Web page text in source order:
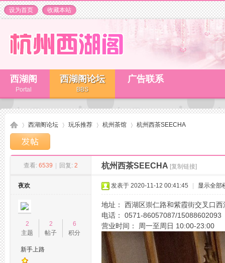
设为首页 收藏本站
西湖阁
Portal
西湖阁论坛
BBS
广告联系
西湖阁论坛
›
玩乐推荐 杭州茶馆
›
杭州西茶SEECHA
查看: 6539 回复: 2 杭州西茶SEECHA [复制链接]
夜欢
2
主题
2
帖子
6
积分
新手上路
发表于 2020-11-12 00:41:45 显示全部
地址： 西湖区崇仁路和紫霞街交叉口
电话： 0571-86057087/15088602093
营业时间： 周一至周日 10:00-23:00